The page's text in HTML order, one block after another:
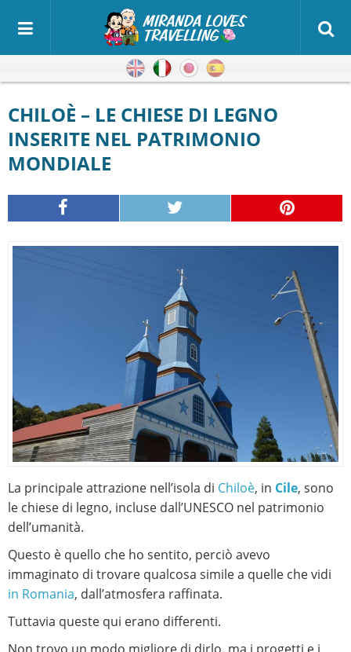
IngleseItalianoGiapponese
CHILOÈ – LE CHIESE DI LEGNO
INSERITE NEL PATRIMONIO
MONDIALE
La principale attrazione nell’isola di Chiloè, in Cile, sono
le chiese di legno, incluse dall’UNESCO nel patrimonio
dell’umanità.
Questo è quello che ho sentito, perciò avevo
immaginato di trovare qualcosa simile a quelle che vidi
in Romania, dall’atmosfera raffinata.
Tuttavia queste qui erano differenti.